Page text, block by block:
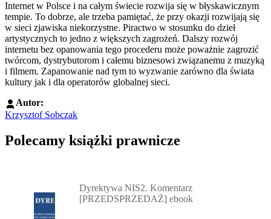
Internet w Polsce i na całym świecie rozwija się w błyskawicznym
tempie. To dobrze, ale trzeba pamiętać, że przy okazji rozwijają się
w sieci zjawiska niekorzystne. Piractwo w stosunku do dzieł
artystycznych to jedno z większych zagrożeń. Dalszy rozwój
internetu bez opanowania tego procederu może poważnie zagrozić
twórcom, dystrybutorom i całemu biznesowi związanemu z muzyką
i filmem. Zapanowanie nad tym to wyzwanie zarówno dla świata
kultury jak i dla operatorów globalnej sieci.
Autor:
Krzysztof Sobczak
Polecamy książki prawnicze
Dyrektywa NIS2. Komentarz
[PRZEDSPRZEDAŻ] ebook